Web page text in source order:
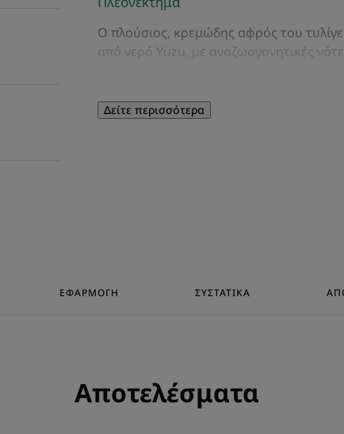
Ο πλούσιος, κρεμώδης αφρός του
από νερό Yuzu, με αναζωογονητικές
Οφέλη
συστατικά φυσικής προέλευσης και
Δείτε περισσότερα
ΕΦΑΡΜΟΓΉ ΣΥΣΤΑΤΙΚΆ
Αποτελέσματα